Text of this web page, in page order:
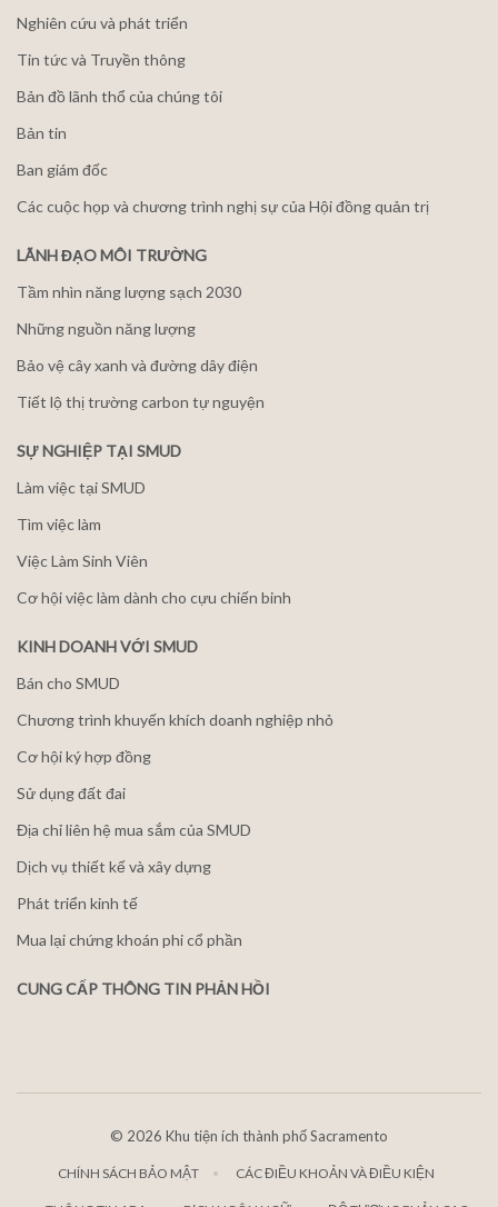
Nghiên cứu và phát triển
Tin tức và Truyền thông
Bản đồ lãnh thổ của chúng tôi
Bản tin
Ban giám đốc
Các cuộc họp và chương trình nghị sự của Hội đồng quản trị
LÃNH ĐẠO MÔI TRƯỜNG
Tầm nhìn năng lượng sạch 2030
Những nguồn năng lượng
Bảo vệ cây xanh và đường dây điện
Tiết lộ thị trường carbon tự nguyện
SỰ NGHIỆP TẠI SMUD
Làm việc tại SMUD
Tìm việc làm
Việc Làm Sinh Viên
Cơ hội việc làm dành cho cựu chiến binh
KINH DOANH VỚI SMUD
Bán cho SMUD
Chương trình khuyến khích doanh nghiệp nhỏ
Cơ hội ký hợp đồng
Sử dụng đất đai
Địa chỉ liên hệ mua sắm của SMUD
Dịch vụ thiết kế và xây dựng
Phát triển kinh tế
Mua lại chứng khoán phi cổ phần
CUNG CẤP THÔNG TIN PHẢN HỒI
© 2026 Khu tiện ích thành phố Sacramento
CHÍNH SÁCH BẢO MẬT CÁC ĐIỀU KHOẢN VÀ ĐIỀU KIỆN